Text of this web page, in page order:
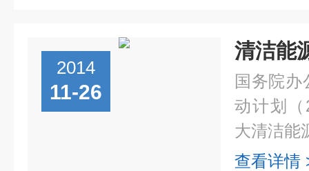
2014
11-26
清洁能
国务院
动计划（
大清洁能
查看详情